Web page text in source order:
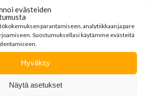
evästeiden
parantamiseen analytiikkaanjapare
Suostumuksellasi käytämme evästeitä
Hyväksy
Näytä asetukset
MYYTY MYYTY